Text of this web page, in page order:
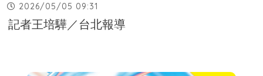
2026/05/05 09:31
記者王培驊／台北報導